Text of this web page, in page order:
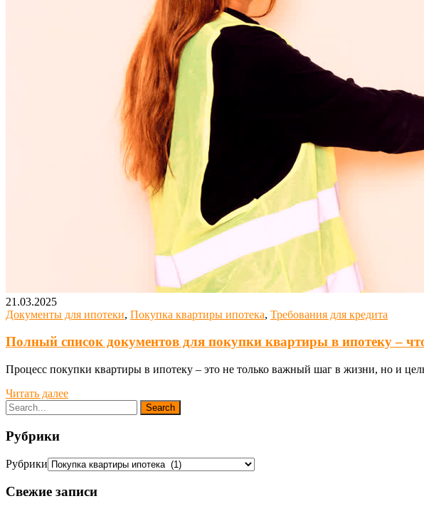
21.03.2025
Документы для ипотеки, Покупка квартиры ипотека, Требования для кредита
Полный список документов для покупки квартиры в ипотеку –
Процесс покупки квартиры в ипотеку – это не только важный шаг в жизни, но и
Читать далее
Рубрики
Рубрики
Свежие записи